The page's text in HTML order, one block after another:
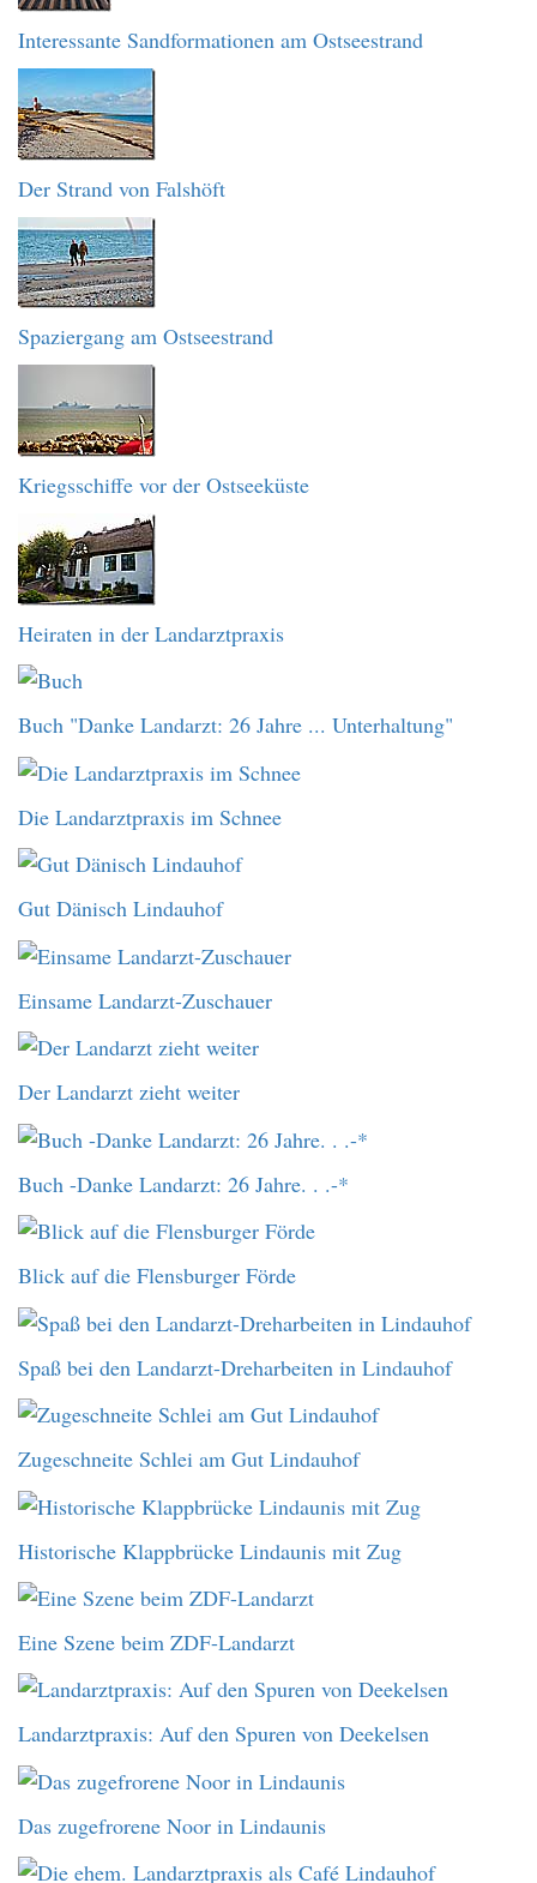
Interessante Sandformationen am Ostseestrand
Der Strand von Falshöft
Spaziergang am Ostseestrand
Kriegsschiffe vor der Ostseeküste
Heiraten in der Landarztpraxis
Buch "Danke Landarzt: 26 Jahre ... Unterhaltung"
Die Landarztpraxis im Schnee
Gut Dänisch Lindauhof
Einsame Landarzt-Zuschauer
Der Landarzt zieht weiter
Buch -Danke Landarzt: 26 Jahre. . .-*
Blick auf die Flensburger Förde
Spaß bei den Landarzt-Dreharbeiten in Lindauhof
Zugeschneite Schlei am Gut Lindauhof
Historische Klappbrücke Lindaunis mit Zug
Eine Szene beim ZDF-Landarzt
Landarztpraxis: Auf den Spuren von Deekelsen
Das zugefrorene Noor in Lindaunis